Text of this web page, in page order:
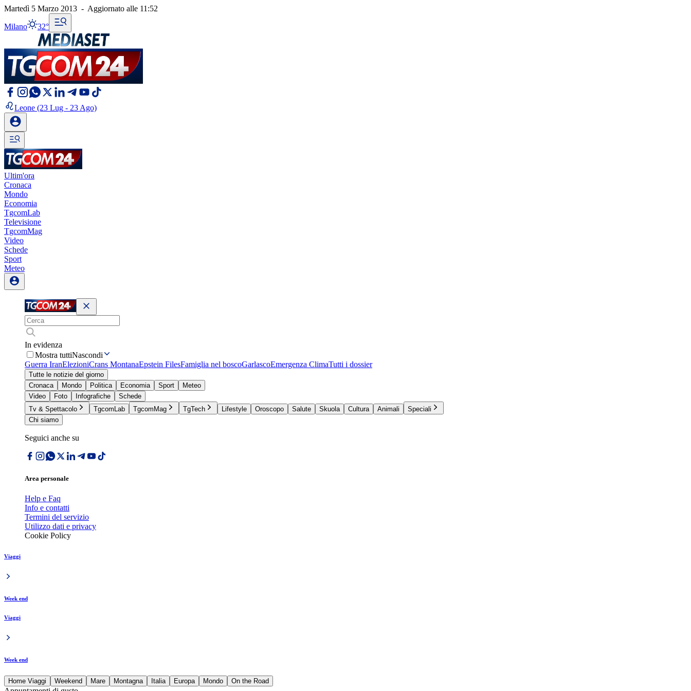
Martedì 5 Marzo 2013 - Aggiornato alle 11:52
Milano 32°
Leone (23 Lug - 23 Ago)
Ultim'ora
Cronaca
Mondo
Economia
TgcomLab
Televisione
TgcomMag
Video
Schede
Sport
Meteo
In evidenza
Mostra tuttiNascondi
Guerra IranElezioniCrans MontanaEpstein FilesFamiglia nel boscoGarlascoEmergenza ClimaTutti i dossier
Tutte le notizie del giorno
Cronaca
Mondo Politica Economia Sport
Meteo
Video
Foto Infografiche
Schede
Tv & Spettacolo
TgcomLab TgcomMag TgTech Lifestyle Oroscopo Salute Skuola Cultura Animali
Speciali
Chi siamo
Seguici anche su
Area personale
Help e Faq
Info e contatti
Termini del servizio
Utilizzo dati e privacy
Cookie Policy
Viaggi
Week end
Viaggi
Week end
Home Viaggi Weekend Mare Montagna Italia Europa Mondo On the Road